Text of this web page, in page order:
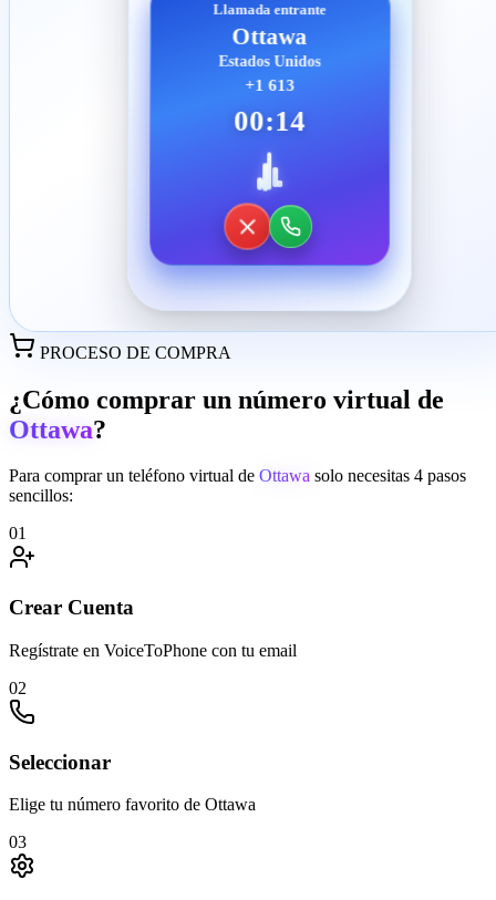
Llamada entrante
Ottawa
Estados Unidos
+1 613
00:14
PROCESO DE COMPRA
¿Cómo comprar un número virtual de
Ottawa?
Para comprar un teléfono virtual de Ottawa solo necesitas 4 pasos
sencillos:
01
Crear Cuenta
Regístrate en VoiceToPhone con tu email
02
Seleccionar
Elige tu número favorito de Ottawa
03